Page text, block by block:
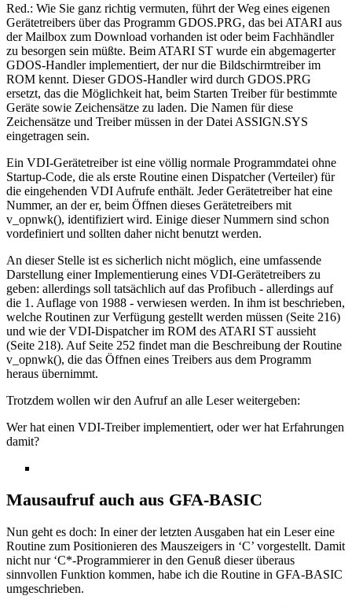
Red.: Wie Sie ganz richtig vermuten, führt der Weg eines eigenen
Gerätetreibers über das Programm GDOS.PRG, das bei ATARI aus
der Mailbox zum Download vorhanden ist oder beim Fachhändler
zu besorgen sein müßte. Beim ATARI ST wurde ein abgemagerter
GDOS-Handler implementiert, der nur die Bildschirmtreiber im
ROM kennt. Dieser GDOS-Handler wird durch GDOS.PRG
ersetzt, das die Möglichkeit hat, beim Starten Treiber für bestimmte
Geräte sowie Zeichensätze zu laden. Die Namen für diese
Zeichensätze und Treiber müssen in der Datei ASSIGN.SYS
eingetragen sein.
Ein VDI-Gerätetreiber ist eine völlig normale Programmdatei ohne
Startup-Code, die als erste Routine einen Dispatcher (Verteiler) für
die eingehenden VDI Aufrufe enthält. Jeder Gerätetreiber hat eine
Nummer, an der er, beim Öffnen dieses Gerätetreibers mit
v_opnwk(), identifiziert wird. Einige dieser Nummern sind schon
vordefiniert und sollten daher nicht benutzt werden.
An dieser Stelle ist es sicherlich nicht möglich, eine umfassende
Darstellung einer Implementierung eines VDI-Gerätetreibers zu
geben: allerdings soll tatsächlich auf das Profibuch - allerdings auf
die 1. Auflage von 1988 - verwiesen werden. In ihm ist beschrieben,
welche Routinen zur Verfügung gestellt werden müssen (Seite 216)
und wie der VDI-Dispatcher im ROM des ATARI ST aussieht
(Seite 218). Auf Seite 252 findet man die Beschreibung der Routine
v_opnwk(), die das Öffnen eines Treibers aus dem Programm
heraus übernimmt.
Trotzdem wollen wir den Aufruf an alle Leser weitergeben:
Wer hat einen VDI-Treiber implementiert, oder wer hat Erfahrungen
damit?
Mausaufruf auch aus GFA-BASIC
Nun geht es doch: In einer der letzten Ausgaben hat ein Leser eine
Routine zum Positionieren des Mauszeigers in ‘C’ vorgestellt. Damit
nicht nur ‘C*-Programmierer in den Genuß dieser überaus
sinnvollen Funktion kommen, habe ich die Routine in GFA-BASIC
umgeschrieben.